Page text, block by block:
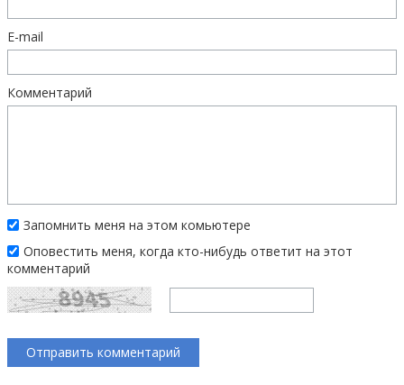
E-mail
Комментарий
Запомнить меня на этом комьютере
Оповестить меня, когда кто-нибудь ответит на этот
комментарий